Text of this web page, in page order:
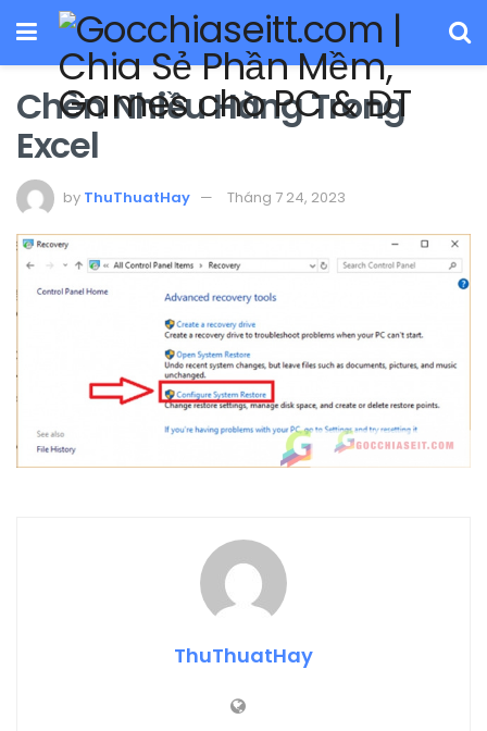
Chèn Nhiều Hàng Trong
Excel
by ThuThuatHay Tháng 7 24, 2023
ThuThuatHay